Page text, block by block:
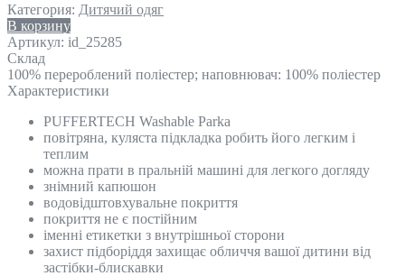
Категория: Дитячий одяг
В корзину
Артикул: id_25285
Склад
100% перероблений поліестер; наповнювач: 100% поліестер
Характеристики
PUFFERTECH Washable Parka
повітряна, куляста підкладка робить його легким і
теплим
можна прати в пральній машині для легкого догляду
знімний капюшон
водовідштовхувальне покриття
покриття не є постійним
іменні етикетки з внутрішньої сторони
захист підборіддя захищає обличчя вашої дитини від
застібки-блискавки